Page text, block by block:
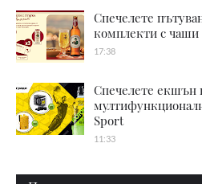
Спечелете
комплекти с
17:38
Спечелете екшън
Sport
11:33